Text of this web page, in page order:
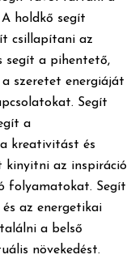
holdkő segít
csillapítani az
segít a pihentető,
szeretet energiáját
Segít
a
kreativitást és
kinyitni az inspiráció
folyamatokat. Segít
az energetikai
a belső
növekedést.